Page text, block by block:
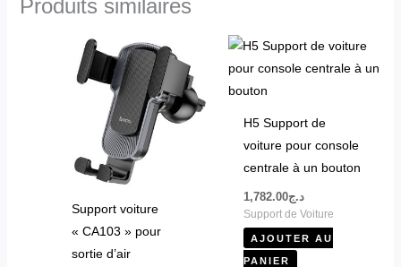
Produits similaires
Support voiture
« CA103 » pour
sortie d’air
H5 Support de
voiture pour console
centrale à un bouton
د.ج1,782.00
Support de Voiture
AJOUTER AU
PANIER